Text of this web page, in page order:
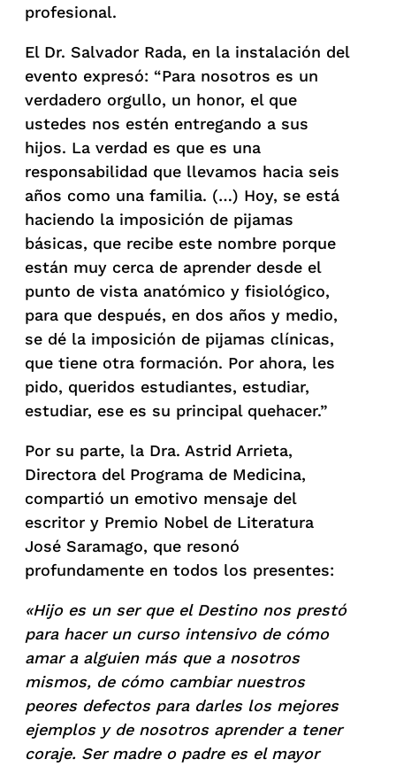
profesional.
El Dr. Salvador Rada, en la instalación del
evento expresó: “Para nosotros es un
verdadero orgullo, un honor, el que
ustedes nos estén entregando a sus
hijos. La verdad es que es una
responsabilidad que llevamos hacia seis
años como una familia. (…) Hoy, se está
haciendo la imposición de pijamas
básicas, que recibe este nombre porque
están muy cerca de aprender desde el
punto de vista anatómico y fisiológico,
para que después, en dos años y medio,
se dé la imposición de pijamas clínicas,
que tiene otra formación. Por ahora, les
pido, queridos estudiantes, estudiar,
estudiar, ese es su principal quehacer.”
Por su parte, la Dra. Astrid Arrieta,
Directora del Programa de Medicina,
compartió un emotivo mensaje del
escritor y Premio Nobel de Literatura
José Saramago, que resonó
profundamente en todos los presentes:
«Hijo es un ser que el Destino nos prestó
para hacer un curso intensivo de cómo
amar a alguien más que a nosotros
mismos, de cómo cambiar nuestros
peores defectos para darles los mejores
ejemplos y de nosotros aprender a tener
coraje. Ser madre o padre es el mayor